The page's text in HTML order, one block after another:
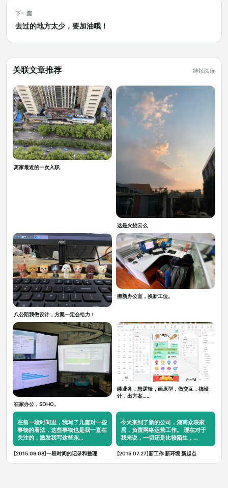
下一篇
去过的地方太少，要加油哦！
关联文章推荐 继续阅读
离家最近的一次入职
这是火烧云么
八公陪我做设计，方案一定会给力！
搬新办公室，换新工位。
在家办公，SOHO。
缕业务，想逻辑，画原型，做交互，搞设
计，出方案……
在前一段时间里，我写了几篇对一些
事物的看法，这些事物也是我一直在
关注的，激发我写这些东…
[2015.09.08]一段时间的记录和整理
今天来到了新的公司，湖南众联家
居，负责网络运营工作。 现在对于
我来说，一切还是比较陌生，…
[2015.07.27]新工作 新环境 新起点